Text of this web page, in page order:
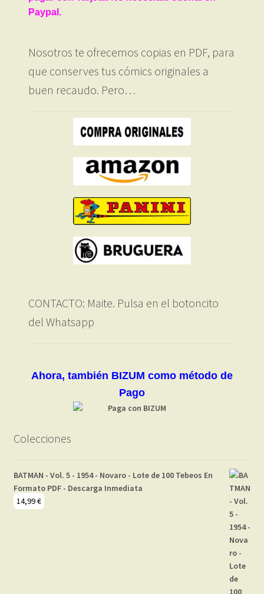
Paypal.
Nosotros te ofrecemos copias en PDF, para
que conserves tus cómics originales a
buen recaudo. Pero…
CONTACTO: Maite. Pulsa en el botoncito
del Whatsapp
Ahora, también BIZUM como método de
Pago
Colecciones
BATMAN - Vol. 5 - 1954 - Novaro - Lote de 100 Tebeos En
Formato PDF - Descarga Inmediata
14,99€